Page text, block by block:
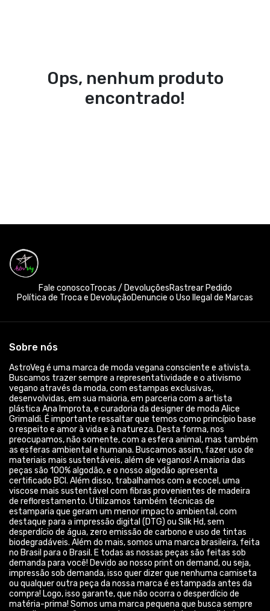
Ops, nenhum produto
encontrado!
Fale conoscoTrocas / DevoluçõesRastrear Pedido
Política de Troca e DevoluçãoDenuncie o Uso Ilegal de Marcas
Sobre nós
AstroVeg é uma marca de moda vegana consciente e ativista.
Buscamos trazer sempre a representatividade e o ativismo
vegano através da moda, com estampas exclusivas,
desenvolvidas, em sua maioria, em parceria com a artista
plástica Ana Improta, e curadoria da designer de moda Alice
Grimaldi. É importante ressaltar que temos como princípio base
o respeito e amor à vida e à natureza. Desta forma, nos
preocupamos, não somente, com a esfera animal, mas também
as esferas ambiental e humana. Buscamos assim, fazer uso de
materiais mais sustentáveis, além de veganos! A maioria das
peças são 100% algodão, e o nosso algodão apresenta
certificado BCI. Além disso, trabalhamos com a ecocel, uma
viscose mais sustentável com fibras provenientes de madeira
de reflorestamento. Utilizamos também técnicas de
estamparia que geram um menor impacto ambiental, com
destaque para a impressão digital (DTG) ou Silk Hd, sem
desperdício de água, zero emissão de carbono e uso de tintas
biodegradáveis. Além do mais, somos uma marca brasileira, feita
no Brasil para o Brasil. E todas as nossas peças são feitas sob
demanda para você! Devido ao nosso print on demand, ou seja,
impressão sob demanda, isso quer dizer que nenhuma camiseta
ou qualquer outra peça da nossa marca é estampada antes da
compra! Logo, isso garante, que não ocorra o desperdício de
matéria-prima! Somos uma marca pequena que busca sempre